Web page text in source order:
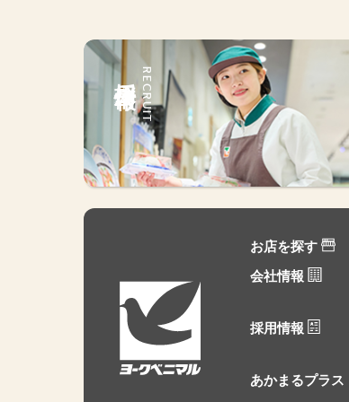
RECRUIT
採用情報
お店を探す
会社情報
採用情報
あかまるプラス